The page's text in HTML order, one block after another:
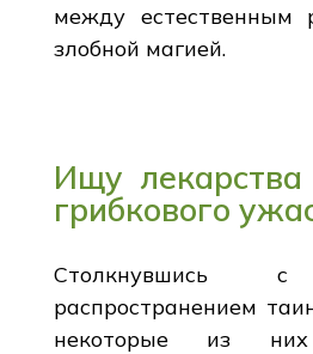
между естественным
злобной магией.
Ищу
грибкового
Столкнувшись с
распространением
некоторые из